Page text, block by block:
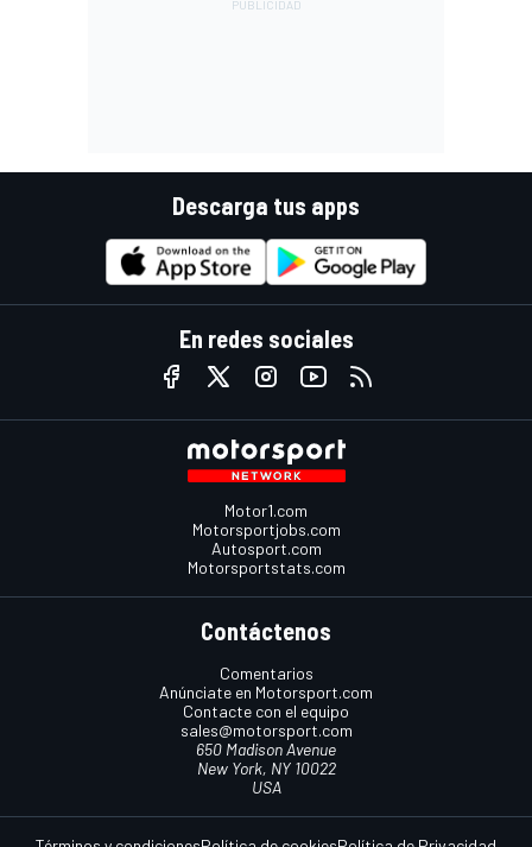
Descarga tus apps
En redes sociales
Motor1.com
Motorsportjobs.com
Autosport.com
Motorsportstats.com
Contáctenos
Comentarios
Anúnciate en Motorsport.com
Contacte con el equipo
sales@motorsport.com
650 Madison Avenue
New York, NY 10022
USA